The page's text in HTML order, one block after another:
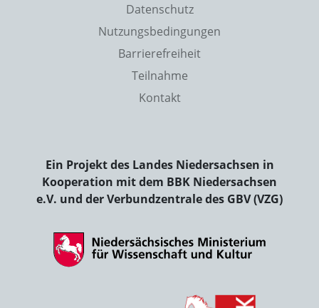
Datenschutz
Nutzungsbedingungen
Barrierefreiheit
Teilnahme
Kontakt
Ein Projekt des Landes Niedersachsen in
Kooperation mit dem BBK Niedersachsen
e.V. und der Verbundzentrale des GBV (VZG)